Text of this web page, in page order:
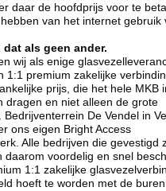
daar de hoofdprijs voor te
van het internet gebruik
als geen ander.
wij als enige
1:1 premium zakelijke
prijs, die het hele MKB
dragen en niet alleen de grote
Bedrijventerrein De Vendel in
ons eigen Bright Access
Alle bedrijven die gevestigd
daarom voordelig en snel
1:1 zakelijke
hoeft te worden met de